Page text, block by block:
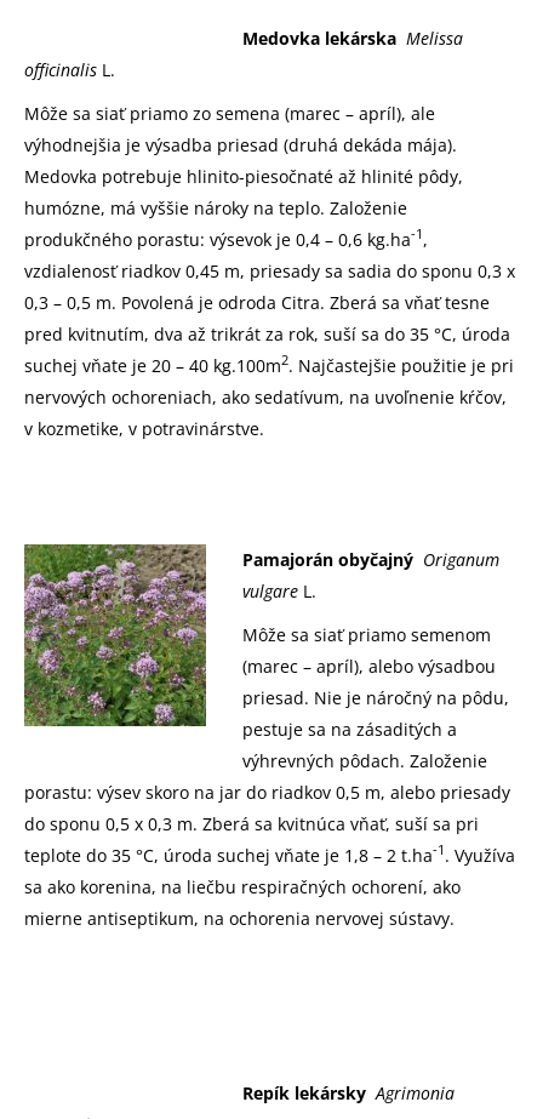
Medovka lekárska Melissa
officinalis L.
Môže sa siať priamo zo semena (marec – apríl), ale
výhodnejšia je výsadba priesad (druhá dekáda mája).
Medovka potrebuje hlinito-piesočnaté až hlinité pôdy,
humózne, má vyššie nároky na teplo. Založenie
produkčného porastu: výsevok je 0,4 – 0,6 kg.ha-1 ,
vzdialenosť riadkov 0,45 m, priesady sa sadia do sponu 0,3 x
0,3 – 0,5 m. Povolená je odroda Citra. Zberá sa vňať tesne
pred kvitnutím, dva až trikrát za rok, suší sa do 35 °C, úroda
suchej vňate je 20 – 40 kg.100m2. Najčastejšie použitie je pri
nervových ochoreniach, ako sedatívum, na uvoľnenie kŕčov,
v kozmetike, v potravinárstve.
Pamajorán obyčajný Origanum
vulgare L.
Môže sa siať priamo semenom
(marec – apríl), alebo výsadbou
priesad. Nie je náročný na pôdu,
pestuje sa na zásaditých a
výhrevných pôdach. Založenie
porastu: výsev skoro na jar do riadkov 0,5 m, alebo priesady
do sponu 0,5 x 0,3 m. Zberá sa kvitnúca vňať, suší sa pri
teplote do 35 °C, úroda suchej vňate je 1,8 – 2 t.ha-1 . Využíva
sa ako korenina, na liečbu respiračných ochorení, ako
mierne antiseptikum, na ochorenia nervovej sústavy.
Repík lekársky Agrimonia